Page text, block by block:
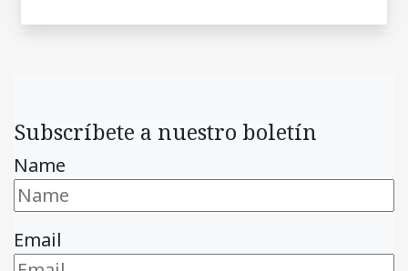
Subscríbete a nuestro boletín
Name
Email